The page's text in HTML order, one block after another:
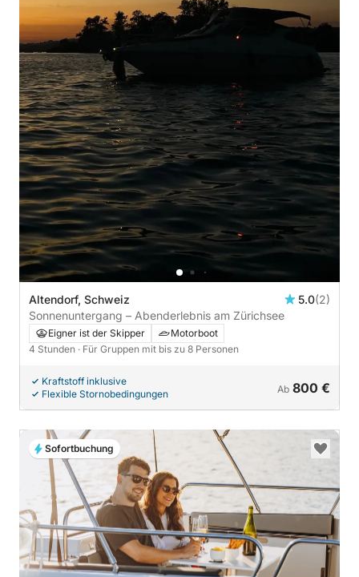
Altendorf, Schweiz 5.0(2)
Sonnenuntergang – Abenderlebnis am Zürichsee
Eigner ist der Skipper
Motorboot
4 Stunden · Für Gruppen mit bis zu 8 Personen
Kraftstoff inklusive
Flexible Stornobedingungen
Ab 800 €
Sofortbuchung